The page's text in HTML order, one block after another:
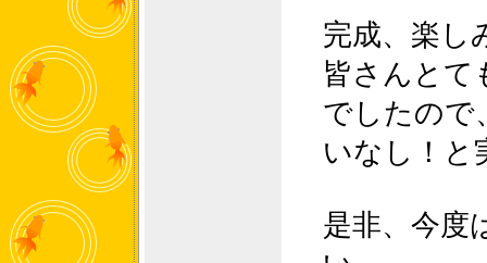
完成、楽し
皆さんとて
でしたので
いなし！と
是非、今度